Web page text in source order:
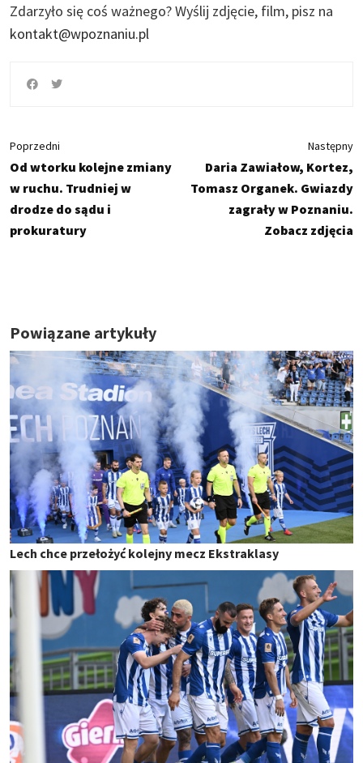
Zdarzyło się coś ważnego?Wyślij zdjęcie, film, pisz na
kontakt@wpoznaniu.pl
Poprzedni
Od wtorku kolejne zmiany
w ruchu. Trudniej w
drodze do sądu i
prokuratury
Następny
Daria Zawiałow, Kortez,
Tomasz Organek. Gwiazdy
zagrały w Poznaniu.
Zobacz zdjęcia
Powiązane artykuły
Lech chce przełożyć kolejny mecz Ekstraklasy